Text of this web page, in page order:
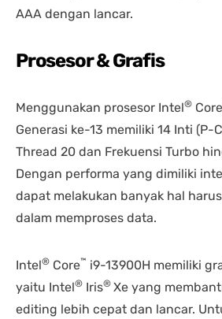
AAA dengan lancar.
Prosesor & Grafis
Menggunakan prosesor Intel® Core
Generasi ke-13 memiliki 14 Inti (P-
Thread 20 dan Frekuensi Turbo
Dengan performa yang dimiliki
dapat melakukan banyak hal
dalam memproses data.
Intel® Core™ i9-13900H memiliki
yaitu Intel® Iris® Xe yang
editing lebih cepat dan lancar.